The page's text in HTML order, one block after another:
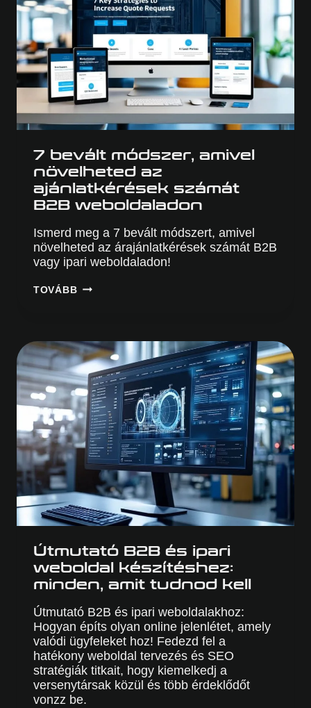
7 bevált módszer, amivel
növelheted az
ajánlatkérések számát
B2B weboldaladon
Ismerd meg a 7 bevált módszert, amivel
növelheted az árajánlatkérések számát B2B
vagy ipari weboldaladon!
TOVÁBB 7
AZ
AJÁNLATKÉRÉSEK
SZÁMÁT
B2B
WEBOLDALADON
Útmutató B2B és ipari
weboldal készítéshez:
minden, amit tudnod kell
Útmutató B2B és ipari weboldalakhoz:
Hogyan építs olyan online jelenlétet, amely
valódi ügyfeleket hoz! Fedezd fel a
hatékony weboldal tervezés és SEO
stratégiák titkait, hogy kiemelkedj a
versenytársak közül és több érdeklődőt
vonzz be.